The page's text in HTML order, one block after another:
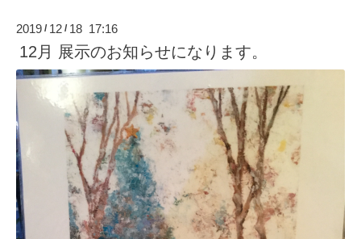
2019 / 12 / 18 17:16
12月 展示のお知らせになります。